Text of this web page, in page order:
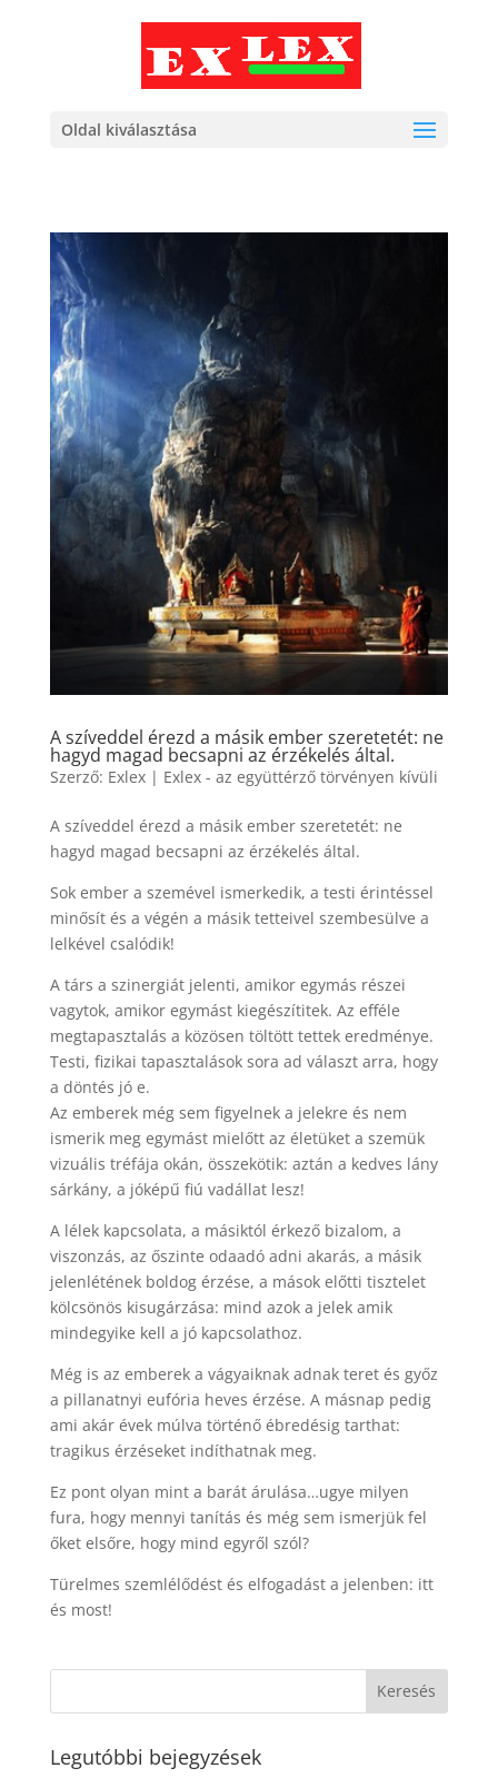
Oldal kiválasztása
A szíveddel érezd a másik ember szeretetét: ne
hagyd magad becsapni az érzékelés által.
Szerző: Exlex| Exlex - az együttérző törvényen kívüli
A szíveddel érezd a másik ember szeretetét: ne
hagyd magad becsapni az érzékelés által.
Sok ember a szemével ismerkedik, a testi érintéssel
minősít és a végén a másik tetteivel szembesülve a
lelkével csalódik!
A társ a szinergiát jelenti, amikor egymás részei
vagytok, amikor egymást kiegészítitek. Az efféle
megtapasztalás a közösen töltött tettek eredménye.
Testi, fizikai tapasztalások sora ad választ arra, hogy
a döntés jó e.
Az emberek még sem figyelnek a jelekre és nem
ismerik meg egymást mielőtt az életüket a szemük
vizuális tréfája okán, összekötik: aztán a kedves lány
sárkány, a jóképű fiú vadállat lesz!
A lélek kapcsolata, a másiktól érkező bizalom, a
viszonzás, az őszinte odaadó adni akarás, a másik
jelenlétének boldog érzése, a mások előtti tisztelet
kölcsönös kisugárzása: mind azok a jelek amik
mindegyike kell a jó kapcsolathoz.
Még is az emberek a vágyaiknak adnak teret és győz
a pillanatnyi eufória heves érzése. A másnap pedig
ami akár évek múlva történő ébredésig tarthat:
tragikus érzéseket indíthatnak meg.
Ez pont olyan mint a barát árulása…ugye milyen
fura, hogy mennyi tanítás és még sem ismerjük fel
őket elsőre, hogy mind egyről szól?
Türelmes szemlélődést és elfogadást a jelenben: itt
és most!
Legutóbbi bejegyzések